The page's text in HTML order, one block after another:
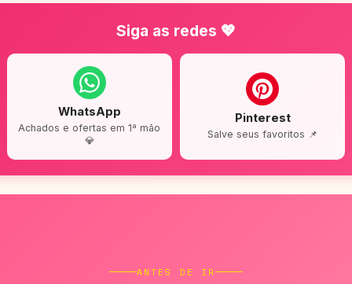
Siga as redes 💖
WhatsApp
Achados e ofertas em 1ª mão
💎
Pinterest
Salve seus favoritos 📌
ANTES DE IR